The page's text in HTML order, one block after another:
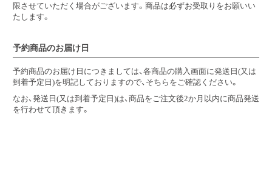
限させていただく場合がございます。商品は必ずお受取りをお願いい
たします。
予約商品のお届け日
予約商品のお届け日につきましては、各商品の購入画面に発送日(又は
到着予定日)を明記しておりますので、そちらをご確認ください。
なお、発送日(又は到着予定日)は、商品をご注文後2か月以内に商品発送
を行わせて頂きます。